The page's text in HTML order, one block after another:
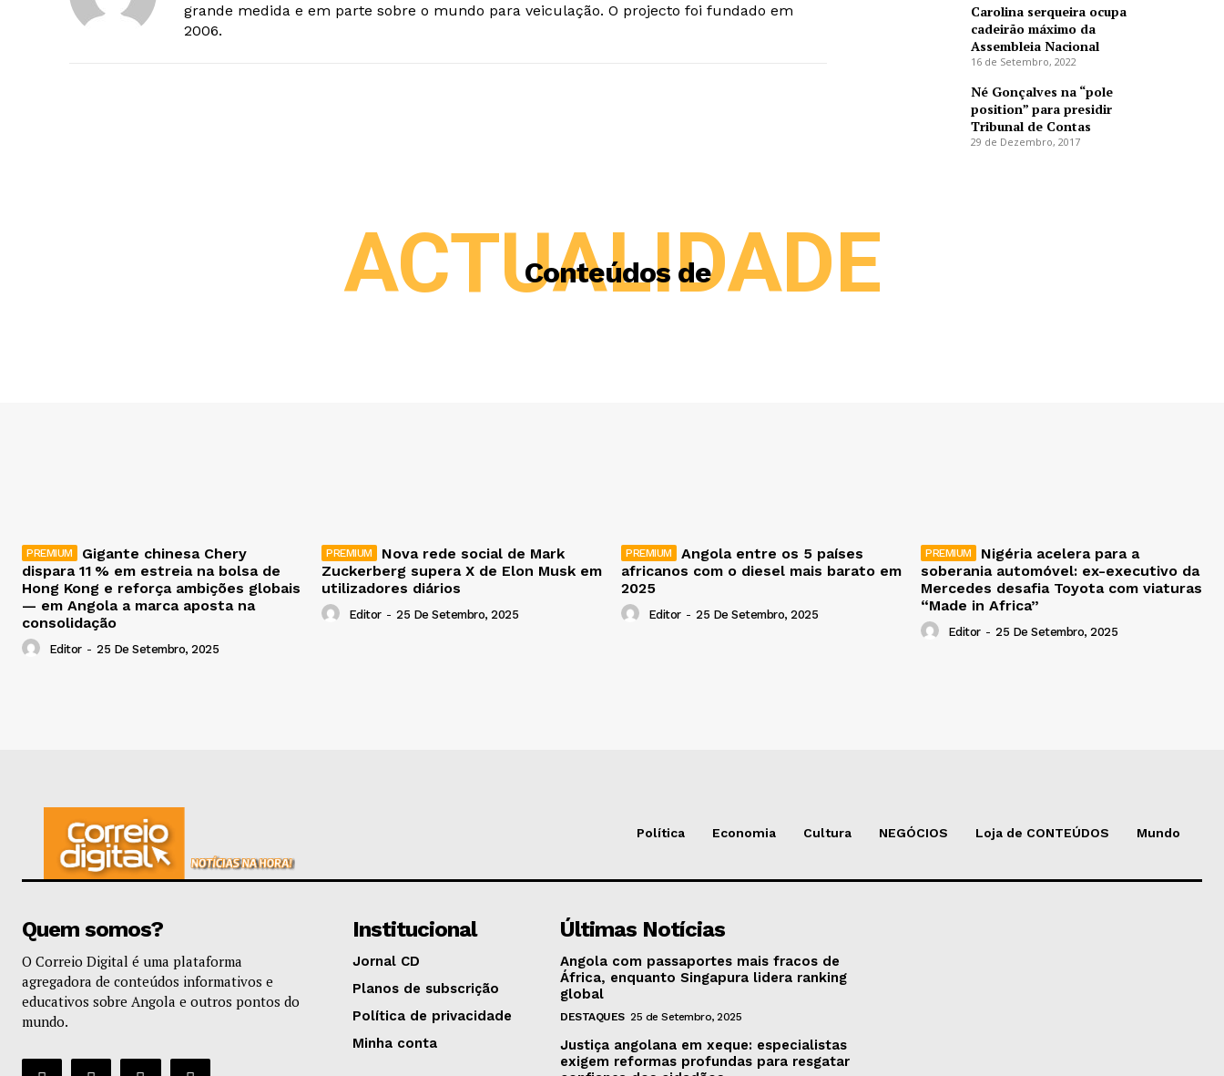
grande medida e em parte sobre o mundo para veiculação. O projecto foi fundado em
2006.
Carolina serqueira ocupa
cadeirão máximo da
Assembleia Nacional
16 de Setembro, 2022
Né Gonçalves na “pole
position” para presidir
Tribunal de Contas
29 de Dezembro, 2017
Conteúdos de
ACTUALIDADE
Gigante chinesa Chery
dispara 11 % em estreia na bolsa de
Hong Kong e reforça ambições globais
— em Angola a marca aposta na
consolidação
Editor - 25 De Setembro, 2025
Nova rede social de Mark
Zuckerberg supera X de Elon Musk em
utilizadores diários
Editor - 25 De Setembro, 2025
Angola entre os 5 países
africanos com o diesel mais barato em
2025
Editor - 25 De Setembro, 2025
Nigéria acelera para a
soberania automóvel: ex-executivo da
Mercedes desafia Toyota com viaturas
“Made in Africa”
Editor - 25 De Setembro, 2025
Política Economia Cultura NEGÓCIOS Loja de CONTEÚDOS Mundo
Quem somos?
O Correio Digital é uma plataforma
agregadora de conteúdos informativos e
educativos sobre Angola e outros pontos do
mundo.
Institucional
Jornal CD
Planos de subscrição
Política de privacidade
Minha conta
Últimas Notícias
Angola com passaportes mais fracos de
África, enquanto Singapura lidera ranking
global
DESTAQUES 25 de Setembro, 2025
Justiça angolana em xeque: especialistas
exigem reformas profundas para resgatar